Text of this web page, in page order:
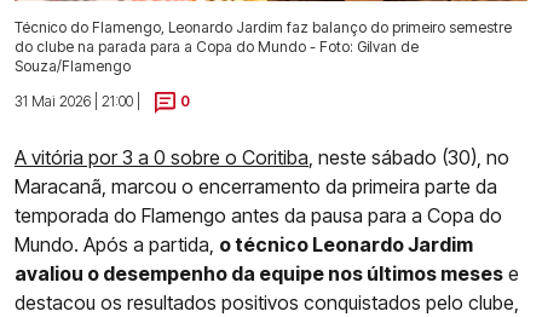
Técnico do Flamengo, Leonardo Jardim faz balanço do primeiro semestre
do clube na parada para a Copa do Mundo - Foto: Gilvan de
Souza/Flamengo
31 Mai 2026 | 21:00 |
0
A vitória por 3 a 0 sobre o Coritiba , neste sábado (30), no
Maracanã, marcou o encerramento da primeira parte da
temporada do Flamengo antes da pausa para a Copa do
Mundo. Após a partida, o técnico Leonardo Jardim
avaliou o desempenho da equipe nos últimos meses e
destacou os resultados positivos conquistados pelo clube,